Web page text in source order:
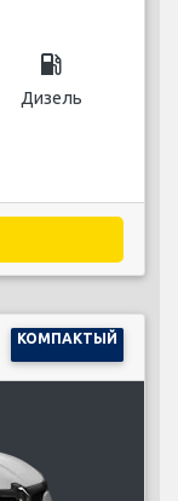
local_gas_station
Дизель
КОМПАКТЫЙ